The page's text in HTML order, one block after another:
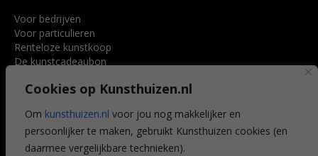
Cookies op Kunsthuizen.nl
Om kunsthuizen.nl voor jou nog makkelijker en
persoonlijker te maken, gebruikt Kunsthuizen cookies (en
daarmee vergelijkbare technieken).
Voor bedrijven
Voor particulieren
Renteloze kunstkoop
De kunstcadeaubon
Voordelen
Veelgestelde vragen
CONTACT